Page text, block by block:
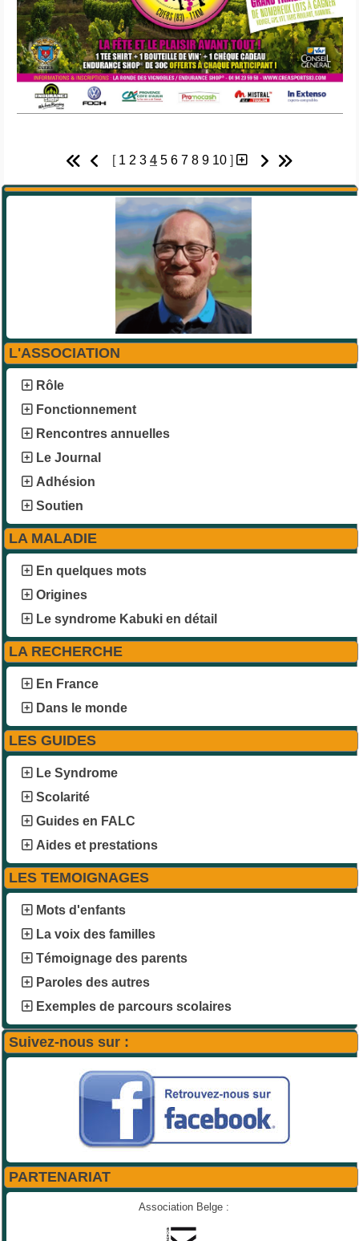
L'ASSOCIATION
Rôle
Fonctionnement
Rencontres annuelles
Le Journal
Adhésion
Soutien
LA MALADIE
En quelques mots
Origines
Le syndrome Kabuki en détail
LA RECHERCHE
En France
Dans le monde
LES GUIDES
Le Syndrome
Scolarité
Guides en FALC
Aides et prestations
LES TEMOIGNAGES
Mots d'enfants
La voix des familles
Témoignage des parents
Paroles des autres
Exemples de parcours scolaires
[ 1 2 3 4 5 6 7 8 9 10 ]
Suivez-nous sur :
PARTENARIAT
Association Belge :